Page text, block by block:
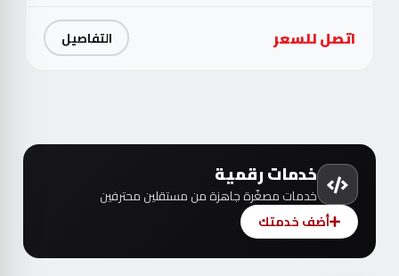
اتصل للسعر التفاصيل
خدمات رقمية
خدمات مصغّرة جاهزة من مستقلين محترفين
أضف خدمتك